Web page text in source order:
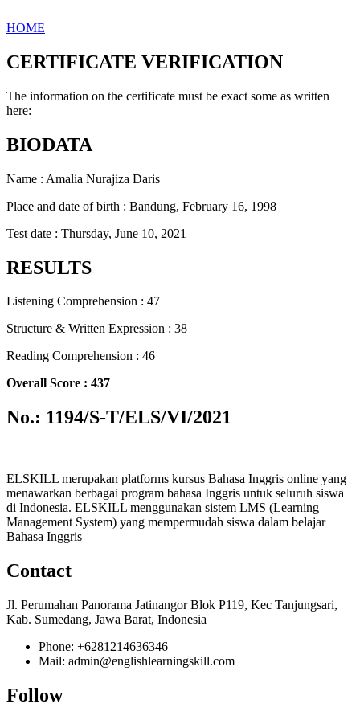
HOME
CERTIFICATE VERIFICATION
The information on the certificate must be exact some as written
here:
BIODATA
Name : Amalia Nurajiza Daris
Place and date of birth : Bandung, February 16, 1998
Test date : Thursday, June 10, 2021
RESULTS
Listening Comprehension : 47
Structure & Written Expression : 38
Reading Comprehension : 46
Overall Score : 437
No.: 1194/S-T/ELS/VI/2021
ELSKILL merupakan platforms kursus Bahasa Inggris online yang
menawarkan berbagai program bahasa Inggris untuk seluruh siswa
di Indonesia. ELSKILL menggunakan sistem LMS (Learning
Management System) yang mempermudah siswa dalam belajar
Bahasa Inggris
Contact
Jl. Perumahan Panorama Jatinangor Blok P119, Kec Tanjungsari,
Kab. Sumedang, Jawa Barat, Indonesia
Phone: +6281214636346
Mail: admin@englishlearningskill.com
Follow